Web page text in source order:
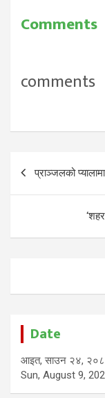
Comments
comments
Post
navigation
प्राञ्जलको
Date
आइत, साउन २४,
Sun, August 9,